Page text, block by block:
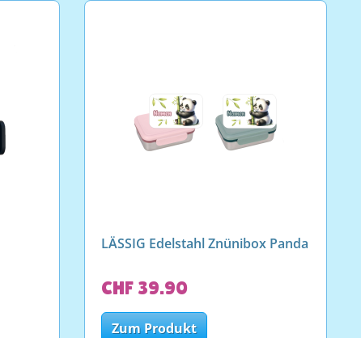
LÄSSIG Edelstahl Znünibox Panda
CHF 39.90
Zum Produkt